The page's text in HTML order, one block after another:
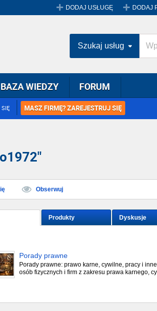
DODAJ USŁUGĘ DODAJ
MASZ FIRMĘ? ZAREJESTRUJ SIĘ
BAZA WIEDZY FORUM
Szukaj usług
Obserwuj
Produkty Dyskusje
Porady prawne
Porady prawne: prawo karne, cywilne, pracy i
osób fizycznych i firm z zakresu prawa karnego,